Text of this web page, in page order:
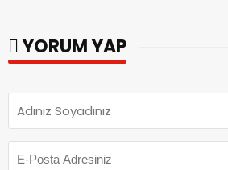
YORUM YAP